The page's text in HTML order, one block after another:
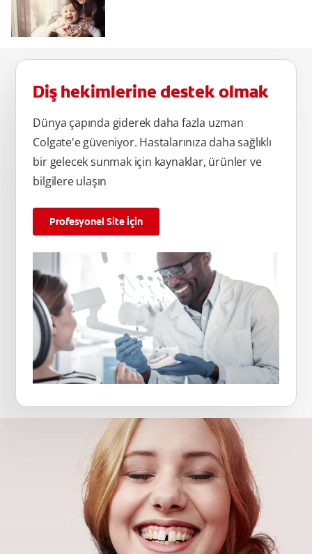
Diş hekimlerine destek olmak
Dünya çapında giderek daha fazla uzman
Colgate'e güveniyor. Hastalarınıza daha sağlıklı
bir gelecek sunmak için kaynaklar, ürünler ve
bilgilere ulaşın
Profesyonel Site İçin